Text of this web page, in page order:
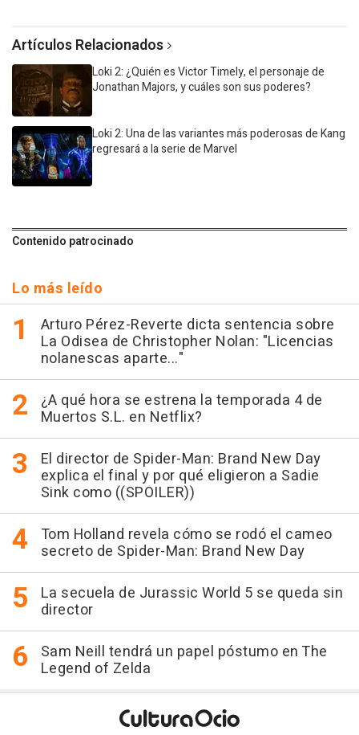
Artículos Relacionados
Loki 2: ¿Quién es Victor Timely, el personaje de
Jonathan Majors, y cuáles son sus poderes?
Loki 2: Una de las variantes más poderosas de Kang
regresará a la serie de Marvel
Contenido patrocinado
Lo más leído
Arturo Pérez-Reverte dicta sentencia sobre
La Odisea de Christopher Nolan: "Licencias
nolanescas aparte..."
¿A qué hora se estrena la temporada 4 de
Muertos S.L. en Netflix?
El director de Spider-Man: Brand New Day
explica el final y por qué eligieron a Sadie
Sink como ((SPOILER))
Tom Holland revela cómo se rodó el cameo
secreto de Spider-Man: Brand New Day
La secuela de Jurassic World 5 se queda sin
director
Sam Neill tendrá un papel póstumo en The
Legend of Zelda